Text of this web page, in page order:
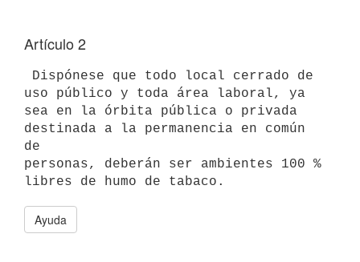
Artículo 2
uso público y toda área laboral, ya
sea en la órbita pública o privada
destinada a la permanencia en común
de
personas, deberán ser ambientes 100 %
Ayuda